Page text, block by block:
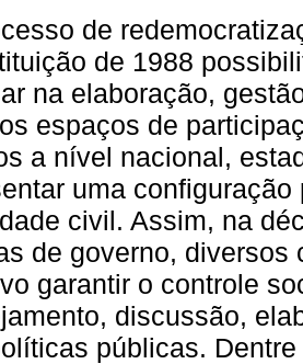
de
de 1988
na elaboração,
espaços de
a nível nacional,
uma
civil. Assim, na
de governo,
garantir o controle
discussão,
públicas.